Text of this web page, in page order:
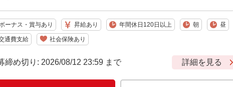
ーナス・賞与あり 昇給あり 年間休日120日以上 朝 昼
通費支給 社会保険あり
め切り: 2026/08/12 23:59 まで 詳細を見る